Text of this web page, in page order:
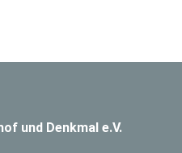
und Denkmal e.V.